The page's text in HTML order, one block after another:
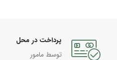
پرداخت در محل
توسط مامور